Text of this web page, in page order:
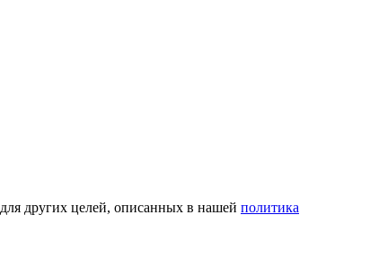
других целей, описанных в нашей политика